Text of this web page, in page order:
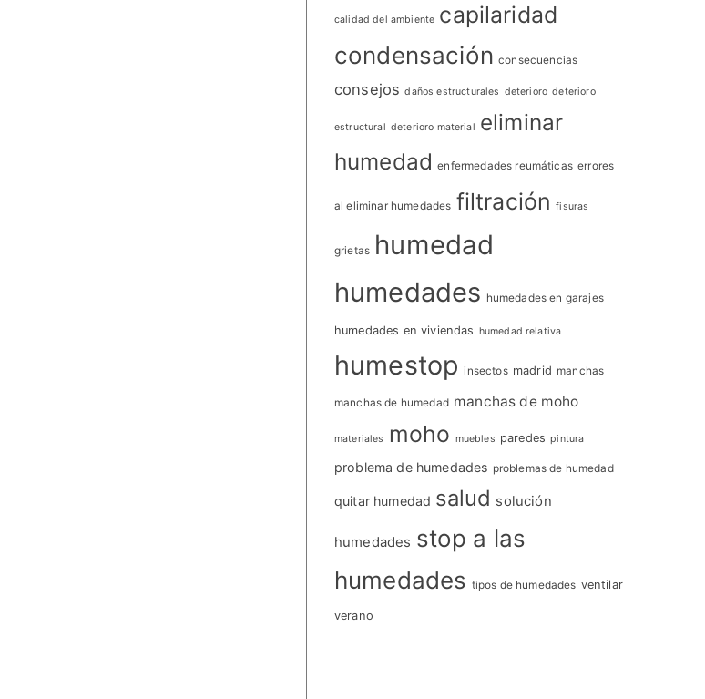
calidad del ambiente capilaridad
condensación consecuencias
consejos daños estructurales deterioro deterioro
estructural deterioro material eliminar
humedad enfermedades reumáticas errores
al eliminar humedades filtración fisuras
grietas humedad
humedades humedades en garajes
humedades en viviendas humedad relativa
humestop insectos madrid manchas
manchas de humedad manchas de moho
materiales moho muebles paredes pintura
problema de humedades problemas de humedad
quitar humedad salud solución
humedades stop a las
humedades tipos de humedades ventilar
verano